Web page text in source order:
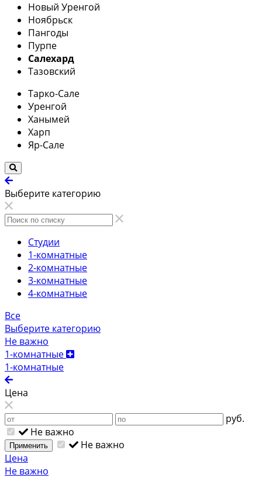
Новый Уренгой
Ноябрьск
Пангоды
Пурпе
Салехард
Тазовский
Тарко-Сале
Уренгой
Ханымей
Харп
Яр-Сале
Выберите категорию
Студии
1-комнатные
2-комнатные
3-комнатные
4-комнатные
Все
Выберите категорию
Не важно
1-комнатные
1-комнатные
Цена
руб.
Не важно
Применить
Не важно
Цена
Не важно